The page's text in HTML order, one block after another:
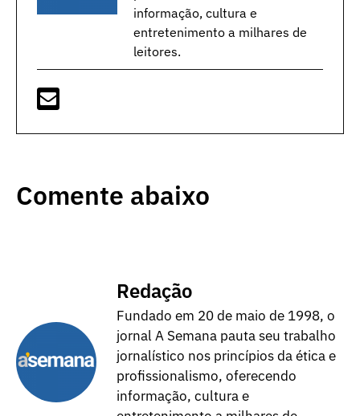
informação, cultura e
entretenimento a milhares de
leitores.
Comente abaixo
Redação
Fundado em 20 de maio de 1998, o
jornal A Semana pauta seu trabalho
jornalístico nos princípios da ética e
profissionalismo, oferecendo
informação, cultura e